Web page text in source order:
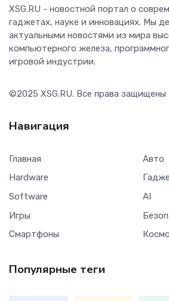
XSG.RU - новостной портал о
гаджетах, науке и инновациях. Мы
актуальными новостями из мира
компьютерного железа,
игровой индустрии.
©2025 XSG.RU. Все права защищены
Навигация
Главная
Hardware
Software
Игры
Смартфоны
Авто
AI
Популярные теги